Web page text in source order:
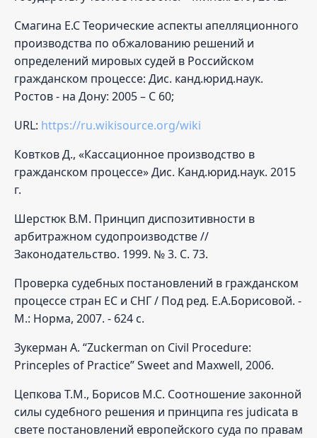
Смагина Е.С Теорические аспекты апелляционного
производства по обжалованию решений и
определений мировых судей в Российском
гражданском процессе: Дис. канд.юрид.наук.
Ростов - на Дону: 2005 – С 60;
URL: https://ru.wikisource.org/wiki
Ковтков Д., «Кассационное производство в
гражданском процессе» Дис. Канд.юрид.наук. 2015
г.
Шерстюк В.М. Принцип диспозитивности в
арбитражном судопроизводстве //
Законодательство. 1999. № 3. С. 73.
Проверка судебных постановлений в гражданском
процессе стран ЕС и СНГ / Под ред. Е.А.Борисовой. -
М.: Норма, 2007. - 624 с.
Зукерман А. “Zuckerman on Civil Procedure:
Princeples of Practice” Sweet and Maxwell, 2006.
Цепкова Т.М., Борисов М.С. Соотношение законной
силы судебного решения и принципа res judicata в
свете постановлений европейского суда по правам